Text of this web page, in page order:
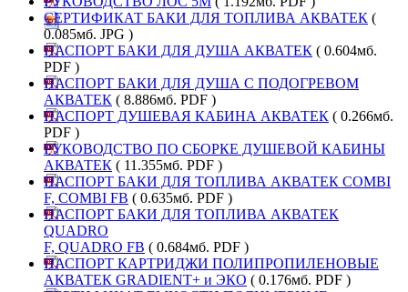
СЕРТИФИКАТ БАКИ ДЛЯ ТОПЛИВА АКВАТЕК (
0.085мб. JPG )
ПАСПОРТ БАКИ ДЛЯ ДУША АКВАТЕК ( 0.604мб.
PDF )
ПАСПОРТ БАКИ ДЛЯ ДУША С ПОДОГРЕВОМ
АКВАТЕК ( 8.886мб. PDF )
ПАСПОРТ ДУШЕВАЯ КАБИНА АКВАТЕК ( 0.266мб.
PDF )
РУКОВОДСТВО ПО СБОРКЕ ДУШЕВОЙ КАБИНЫ
АКВАТЕК ( 11.355мб. PDF )
ПАСПОРТ БАКИ ДЛЯ ТОПЛИВА АКВАТЕК COMBI
F, COMBI FB ( 0.635мб. PDF )
ПАСПОРТ БАКИ ДЛЯ ТОПЛИВА АКВАТЕК
QUADRO
F, QUADRO FB ( 0.684мб. PDF )
ПАСПОРТ КАРТРИДЖИ ПОЛИПРОПИЛЕНОВЫЕ
АКВАТЕК GRADIENT+ и ЭКО ( 0.176мб. PDF )